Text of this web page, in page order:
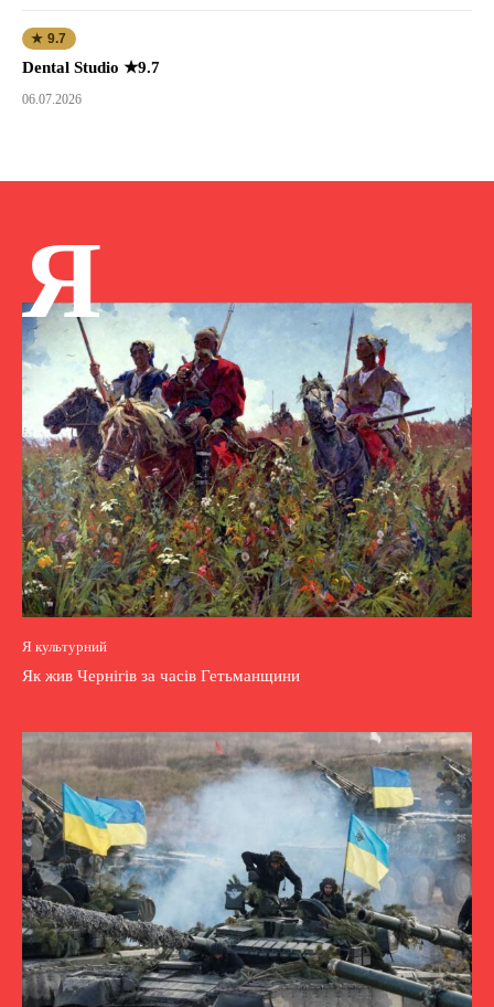
★ 9.7
Dental Studio ★9.7
06.07.2026
Я
Я культурний
Як жив Чернігів за часів Гетьманщини